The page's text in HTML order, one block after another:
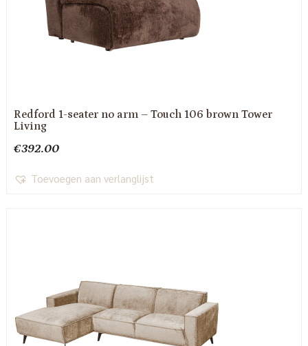
Redford 1-seater no arm – Touch 106 brown Tower
Living
€392.00
Toevoegen aan verlanglijst